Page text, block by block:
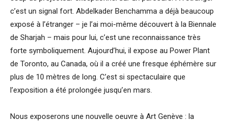
c’est un signal fort. Abdelkader Benchamma a déjà beaucoup
exposé à l’étranger – je l’ai moi-même découvert à la Biennale
de Sharjah – mais pour lui, c’est une reconnaissance très
forte symboliquement. Aujourd’hui, il expose au Power Plant
de Toronto, au Canada, où il a créé une fresque éphémère sur
plus de 10 mètres de long. C’est si spectaculaire que
l’exposition a été prolongée jusqu’en mars.
Nous exposerons une nouvelle oeuvre à Art Genève : la